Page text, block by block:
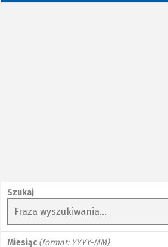
Szukaj
Miesiąc (format: YYYY-MM)